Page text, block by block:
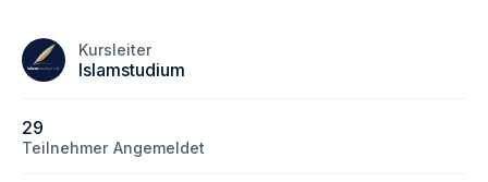
Kursleiter
Islamstudium
29
Teilnehmer Angemeldet